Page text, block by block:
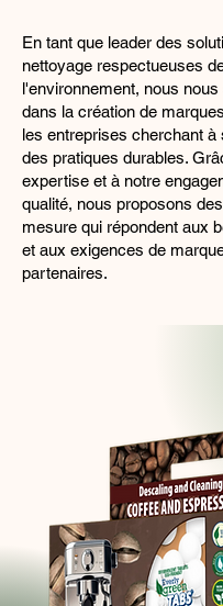
En tant que leader des
nettoyage respectueuses
l'environnement, nous
dans la création de
les entreprises cherchant à
des pratiques durables.
expertise et à notre
qualité, nous proposons
mesure qui répondent aux
et aux exigences de
partenaires.